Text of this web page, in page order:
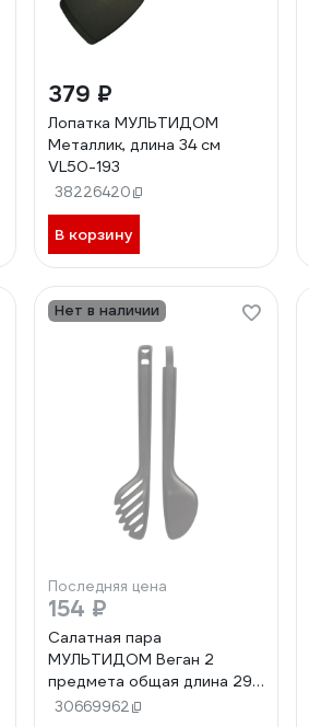
379 ₽
Лопатка МУЛЬТИДОМ
Металлик, длина 34 см
VL50-193
38226420
В корзину
Нет в наличии
Последняя цена
154 ₽
Салатная пара
МУЛЬТИДОМ Веган 2
предмета общая длина 29
см VL50-179
30669962